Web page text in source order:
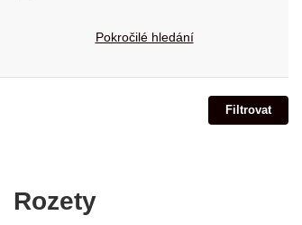
Pokročilé hledání
Rozety